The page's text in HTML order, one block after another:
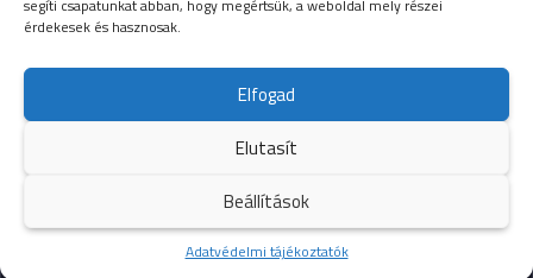
segíti csapatunkat abban, hogy megértsük, a weboldal mely részei
érdekesek és hasznosak.
Elfogad
Elutasít
Beállítások
Adatvédelmi tájékoztatók
Kezdőoldal
SEGÉLYHÍVÓSZÁMOK
104mentők
107rendőrség